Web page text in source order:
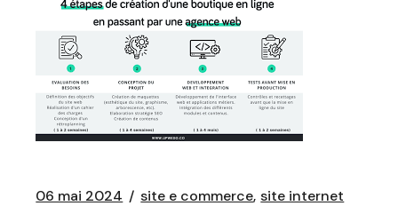
06 mai 2024 site e commerce site internet